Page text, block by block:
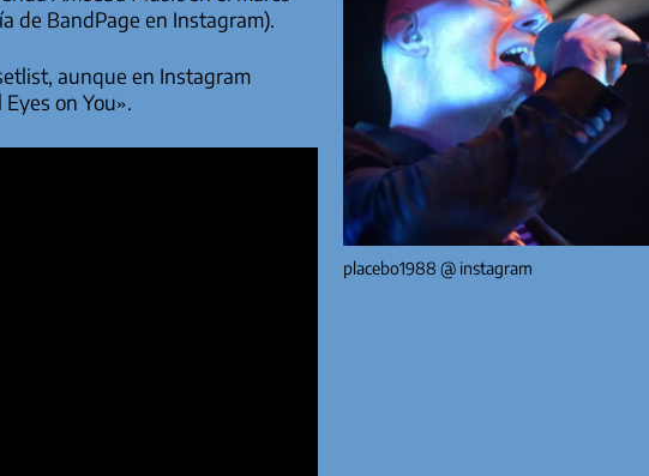
placebo1988 @ instagram
de BandPage en Instagram).
aunque en Instagram
on You».